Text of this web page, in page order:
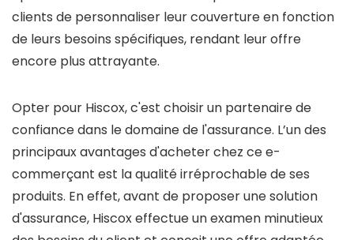
clients de personnaliser leur couverture en fonction
de leurs besoins spécifiques, rendant leur offre
encore plus attrayante.
Opter pour Hiscox, c'est choisir un partenaire de
confiance dans le domaine de l'assurance. L’un des
principaux avantages d'acheter chez ce e-
commerçant est la qualité irréprochable de ses
produits. En effet, avant de proposer une solution
d'assurance, Hiscox effectue un examen minutieux